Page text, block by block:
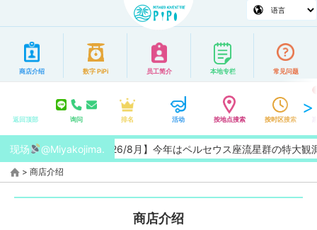
商店介绍 数字 PiPi 员工简介 本地专栏 常见问题
返回顶部 询问 排名 活动 按地点搜索 按时区搜索
现场 @Miyakojima.【2026/8月】今年はペルセウス座流星群の特大観測
> 商店介绍
商店介绍